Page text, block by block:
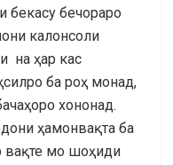
бекасу бечораро
калонсоли
на ҳар кас
ба роҳ монад,
хононад.
ҳамонвақта ба
вақте мо шоҳиди